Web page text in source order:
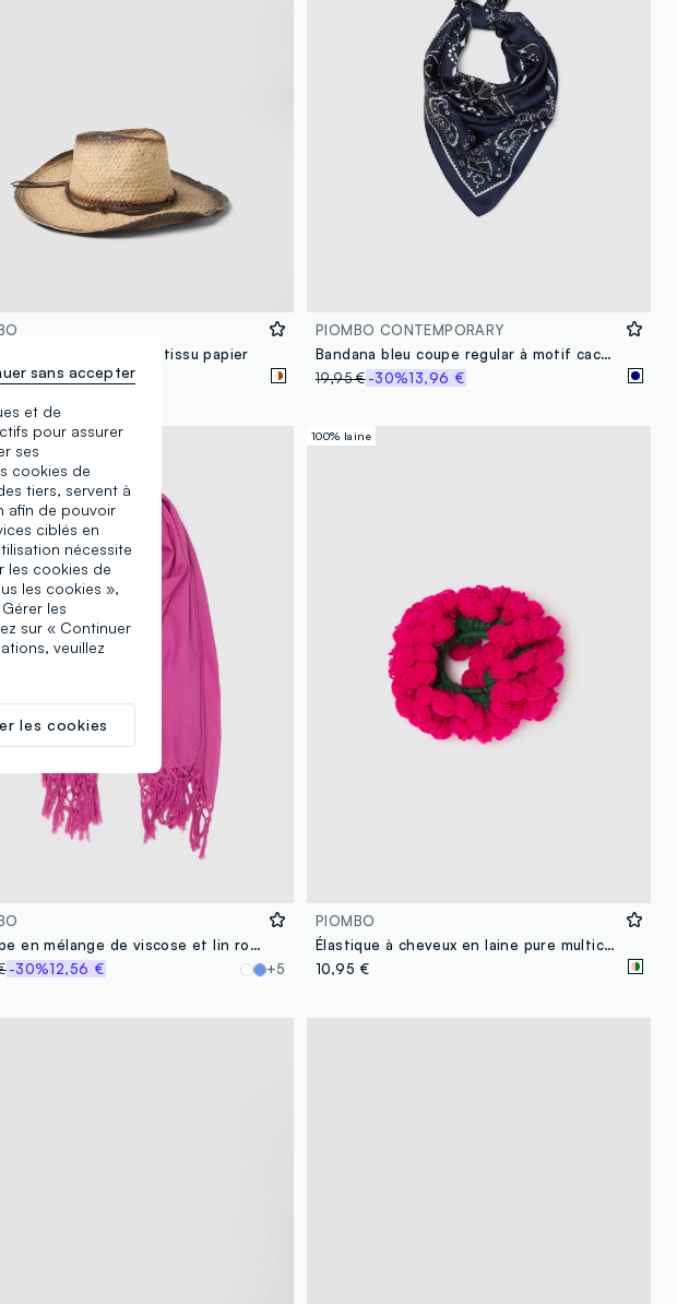
cowboy marron en tissu papier
€-30%20,96 €
PIOMBO CONTEMPORARY
Bandana bleu coupe regular à motif cachemire
19,95 €-30%13,96 €
Écharpe en mélange de viscose et lin rose avec franges
-30%12,56 € +5
100% laine
PIOMBO
Élastique à cheveux en laine pure multicolore
10,95 €
et de
pour assurer
ses
cookies de
tiers, servent à
afin de pouvoir
ciblés en
nécessite
les cookies de
les cookies »,
les
sur « Continuer
veuillez
les cookies
sans accepter